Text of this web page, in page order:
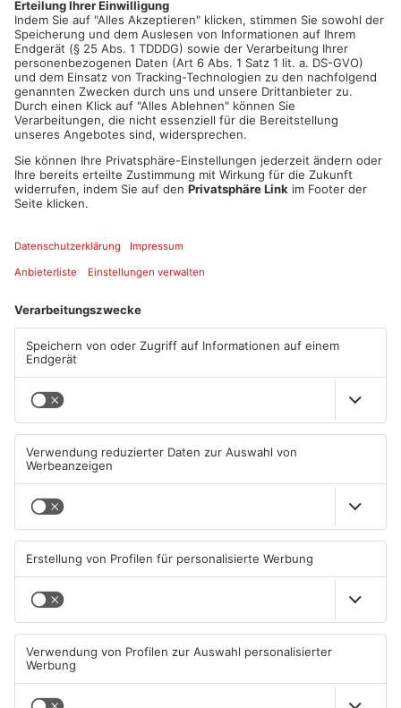
Orten mit dichter Supermarkt-Konkurrenz könnte es aber auch
zu Veränderungen oder einzelnen Schließungen kommen.
Welche Märkte bei uns konkret betroffen sind, ist noch unklar
– außerdem muss das Bundeskartellamt dem Verkauf erst
zustimmen.
Artikel teilen
Mehr aus
Primaveraland
Diese Maislabyrinthe im
Primaveraland haben schon
PRIMAVERALAND
Ferienende: ADAC erwartet
Stau-Wochenende im
08.08.2026, 09:39 UHR IN
PRIMAVERALAND